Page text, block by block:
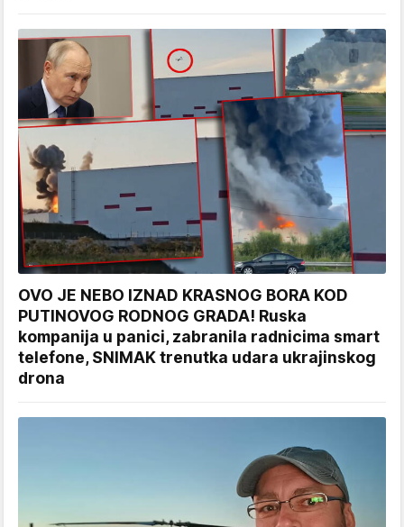
OVO JE NEBO IZNAD KRASNOG BORA KOD
PUTINOVOG RODNOG GRADA! Ruska
kompanija u panici, zabranila radnicima smart
telefone, SNIMAK trenutka udara ukrajinskog
drona